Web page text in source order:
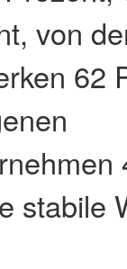
von
62
stabile